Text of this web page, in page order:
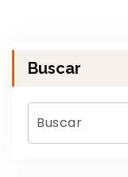
Buscar